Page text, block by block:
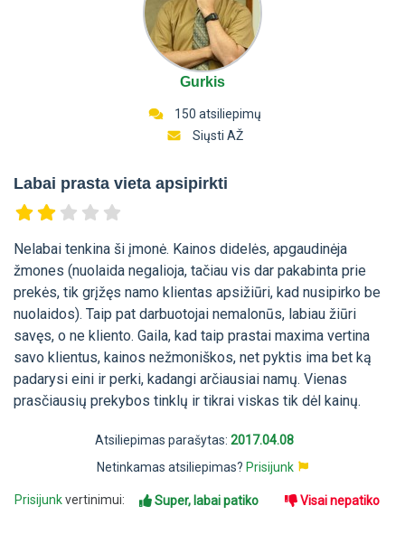
Gurkis
150 atsiliepimų
Siųsti AŽ
Labai prasta vieta apsipirkti
Nelabai tenkina ši įmonė. Kainos didelės, apgaudinėja
žmones (nuolaida negalioja, tačiau vis dar pakabinta prie
prekės, tik grįžęs namo klientas apsižiūri, kad nusipirko be
nuolaidos). Taip pat darbuotojai nemalonūs, labiau žiūri
savęs, o ne kliento. Gaila, kad taip prastai maxima vertina
savo klientus, kainos nežmoniškos, net pyktis ima bet ką
padarysi eini ir perki, kadangi arčiausiai namų. Vienas
prasčiausių prekybos tinklų ir tikrai viskas tik dėl kainų.
Atsiliepimas parašytas: 2017.04.08
Netinkamas atsiliepimas? Prisijunk
Prisijunkvertinimui: Super, labai patiko Visai nepatiko